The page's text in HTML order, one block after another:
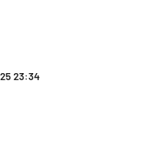
23:34